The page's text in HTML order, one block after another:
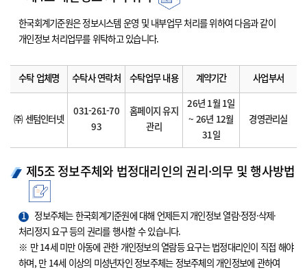
한국회계기준원은 정보시스템 운영 및 내부업무 처리를 위하여 다음과 같이
개인정보 처리업무를 위탁하고 있습니다.
수탁 업체명 수탁사 연락처 수탁업무 내용 계약기간 사업부서
㈜ 센텀인터넷
031-261-70
93
홈페이지 유지
관리
26년 1월 1일
~ 26년 12월
31일
경영관리실
제5조 정보주체와 법정대리인의 권리·의무 및 행사방법
1
정보주체는 한국회계기준원에 대해 언제든지 개인정보 열람·정정·삭제·
처리정지 요구 등의 권리를 행사할 수 있습니다.
※ 만 14세 미만 아동에 관한 개인정보의 열람등 요구는 법정대리인이 직접 해야
하며, 만 14세 이상의 미성년자인 정보주체는 정보주체의 개인정보에 관하여